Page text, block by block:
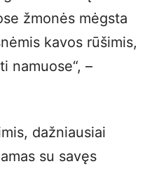
žmonės mėgsta
kavos rūšimis,
namuose“, –
dažniausiai
su savęs